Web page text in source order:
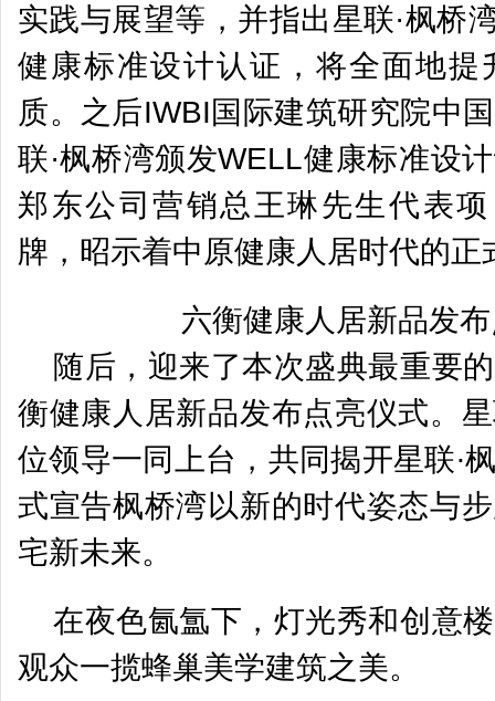
实践与展望等，并指出星联·枫桥
健康标准设计认证，将全面地提
质。之后IWBI国际建筑研究院中
联·枫桥湾颁发WELL健康标准设
郑东公司营销总王琳先生代表
牌，昭示着中原健康人居时代的正
六衡健康人居新品发
随后，迎来了本次盛典最重要
衡健康人居新品发布点亮仪式。
位领导一同上台，共同揭开星联∙
式宣告枫桥湾以新的时代姿态与
宅新未来。
在夜色氤氲下，灯光秀和创意
观众一揽蜂巢美学建筑之美。